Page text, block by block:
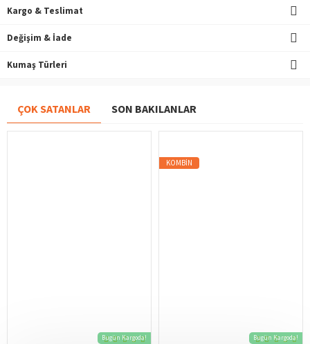
Kargo & Teslimat
Değişim & İade
Kumaş Türleri
ÇOK SATANLAR SON BAKILANLAR
Bugün Kargoda! Bugün Kargoda!
KOMBIN